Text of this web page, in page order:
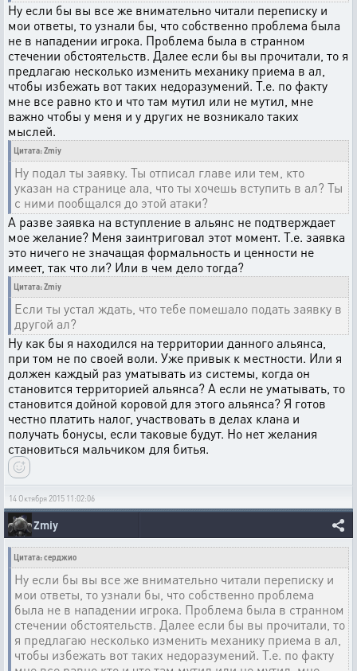
Ну если бы вы все же внимательно читали переписку и
мои ответы, то узнали бы, что собственно проблема была
не в нападении игрока. Проблема была в странном
стечении обстоятельств. Далее если бы вы прочитали, то я
предлагаю несколько изменить механику приема в ал,
чтобы избежать вот таких недоразумений. Т.е. по факту
мне все равно кто и что там мутил или не мутил, мне
важно чтобы у меня и у других не возникало таких
мыслей.
Цитата: Zmiy
Ну подал ты заявку. Ты отписал главе или тем, кто
указан на странице ала, что ты хочешь вступить в ал? Ты
с ними пообщался до этой атаки?
А разве заявка на вступление в альянс не подтверждает
мое желание? Меня заинтриговал этот момент. Т.е. заявка
это ничего не значащая формальность и ценности не
имеет, так что ли? Или в чем дело тогда?
Цитата: Zmiy
Если ты устал ждать, что тебе помешало подать заявку в
другой ал?
Ну как бы я находился на территории данного альянса,
при том не по своей воли. Уже привык к местности. Или я
должен каждый раз уматывать из системы, когда он
становится территорией альянса? А если не уматывать, то
становится дойной коровой для этого альянса? Я готов
честно платить налог, участвовать в делах клана и
получать бонусы, если таковые будут. Но нет желания
становиться мальчиком для битья.
14 Октября 2015 11:02:06
Zmiy
Цитата: серджио
Ну если бы вы все же внимательно читали переписку и
мои ответы, то узнали бы, что собственно проблема
была не в нападении игрока. Проблема была в странном
стечении обстоятельств. Далее если бы вы прочитали, то
я предлагаю несколько изменить механику приема в ал,
чтобы избежать вот таких недоразумений. Т.е. по факту